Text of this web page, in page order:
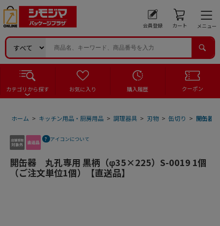
会員登録 カート メニュー
カテゴリから探す お気に入り 購入履歴 クーポン
ホーム > キッチン用品・厨房用品 > 調理器具 > 刃物 > 缶切り > 開缶器
アイコンについて
開缶器 丸孔専用 黒柄（φ35×225）S-0019 1個
（ご注文単位1個）【直送品】